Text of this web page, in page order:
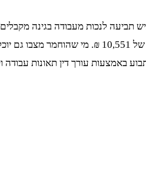
של היעדרות מהעבודה ולאחר מכן יש להגיש תביעה
100% יכול לקבל עד 34,234 ₪ לחודש. אם הנפגע הוא לפני גיל 21 ואינו בן קיבוץ,
עורך דין תאונות עבודה